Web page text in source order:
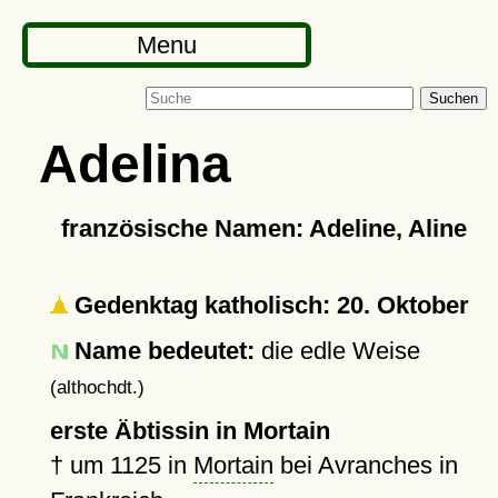
Menu
Suchen
Adelina
französische Namen: Adeline, Aline
Gedenktag katholisch: 20. Oktober
Name bedeutet: die edle Weise
(althochdt.)
erste Äbtissin in Mortain
† um 1125in Mortain bei Avranches in